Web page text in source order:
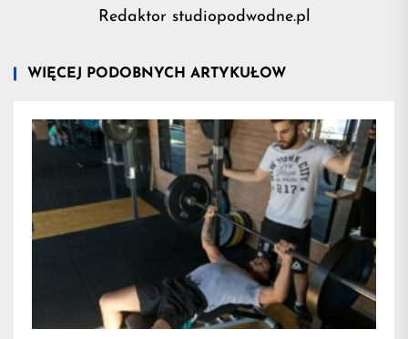
Redaktor studiopodwodne.pl
WIĘCEJ PODOBNYCH ARTYKUŁÓW